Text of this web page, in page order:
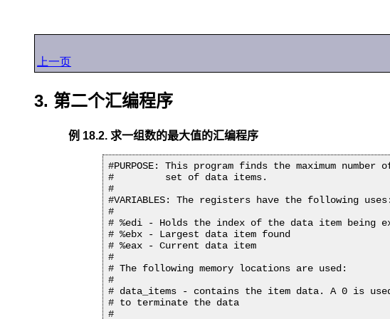
上一页
3. 第二个汇编程序
例 18.2. 求一组数的最大值的汇编程序
#PURPOSE: This program finds the maximum number
#	  set of data items.
#
#VARIABLES: The registers have the following uses:
#
# %edi - Holds the index of the data item being
# %ebx - Largest data item found
# %eax - Current data item
#
# The following memory locations are used:
#
# data_items - contains the item data. A 0 is
# to terminate the data
#